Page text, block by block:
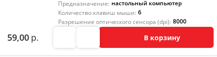
Предназначение: настольный компьютер
Количество клавиш мыши: 6
Разрешение оптического сенсора (dpi): 8000
59,00 р. В корзину